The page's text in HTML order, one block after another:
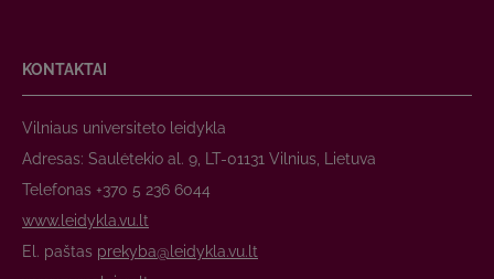
KONTAKTAI
Vilniaus universiteto leidykla
Adresas: Saulėtekio al. 9, LT-01131 Vilnius, Lietuva
Telefonas +370 5 236 6044
www.leidykla.vu.lt
El. paštas prekyba@leidykla.vu.lt